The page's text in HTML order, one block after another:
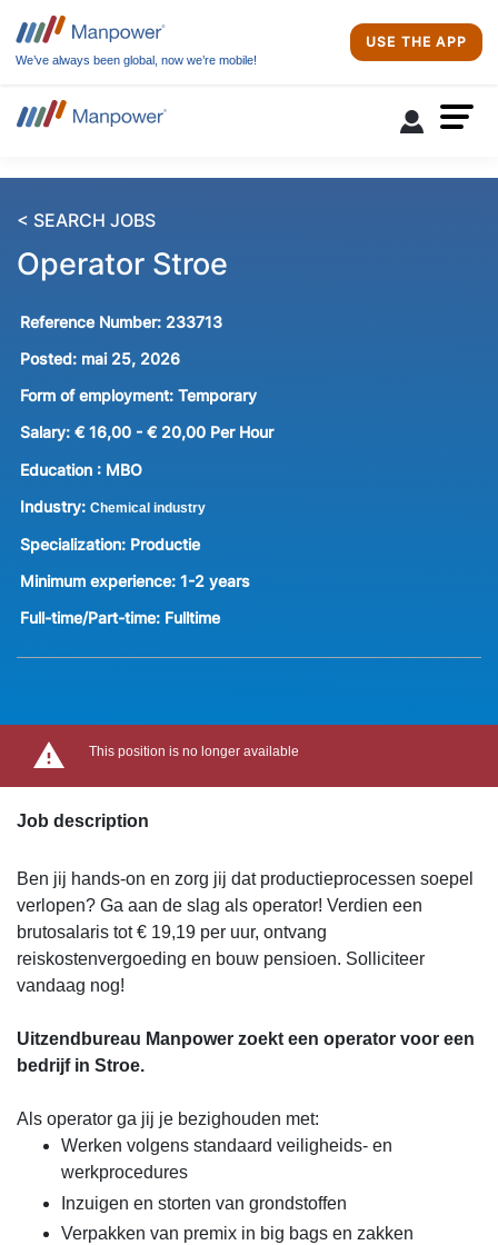
We’ve always been global, now we’re mobile!
USE THE APP
< SEARCH JOBS
Operator Stroe
Reference Number: 233713
Posted: mai 25, 2026
Form of employment: Temporary
Salary: € 16,00 - € 20,00 Per Hour
Education : MBO
Industry: Chemical industry
Specialization: Productie
Minimum experience: 1-2 years
Full-time/Part-time: Fulltime
This position is no longer available
Job description
Ben jij hands-on en zorg jij dat productieprocessen soepel
verlopen? Ga aan de slag als operator! Verdien een
brutosalaris tot € 19,19 per uur, ontvang
reiskostenvergoeding en bouw pensioen. Solliciteer
vandaag nog!
Uitzendbureau Manpower zoekt een operator voor een
bedrijf in Stroe.
Als operator ga jij je bezighouden met:
Werken volgens standaard veiligheids- en
werkprocedures
Inzuigen en storten van grondstoffen
Verpakken van premix in big bags en zakken